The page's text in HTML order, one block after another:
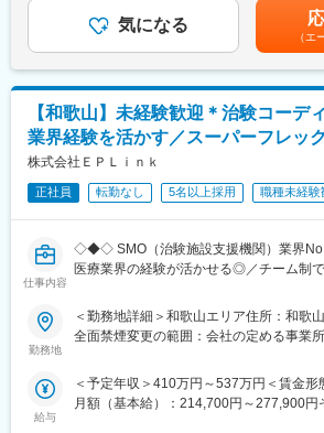
【担当業務】
・データチェック・入力、クエリー対応
・適格性等のダブルチェックの実施
・その他、医療機関のニーズに合わせた
実施
【SDMへ転職された方の声／転職してよ
・イレギュラーが少ないため精神衛生良
・施設に訪問するが、ママでも定時（時
・出張がない
理）
・全国約6,300施設のネットワークを持つ
の転勤などに合わせた働き方ができます。
・産前産後休暇それぞれ8週間（妊娠中
歳になるまで育児休業取得可能。育休所
（基本給×4ヶ月）■賞与：年2回（6月、
（10月）※業績に応じ、決算賞与（秋季賞
（10月）■時間外・休日出勤手当等の割増
あくまでも目安の金額であり、選考を通
ります。月給(月額)は固定手当を含めた表
気になる
（エ
【和歌山】未経験歓迎＊治験コーデ
業界経験を活かす／スーパーフレッ
株式会社ＥＰＬｉｎｋ
正社員 転勤なし 5名以上採用 職種未経験
仕事内容
◇◆◇ SMO（治験施設支援機関）業界
医療業界の経験が活かせる◎／チーム制
【CRC=治験コーディネーターとは？】
いただく患者様の相談相手となり、じっ
勤務地
＜勤務地詳細＞和歌山エリア住所：和歌
全面禁煙変更の範囲：会社の定める事業
給与
＜予定年収＞410万円～537万円＜賃金形
月額（基本給）：214,700円～277,900円